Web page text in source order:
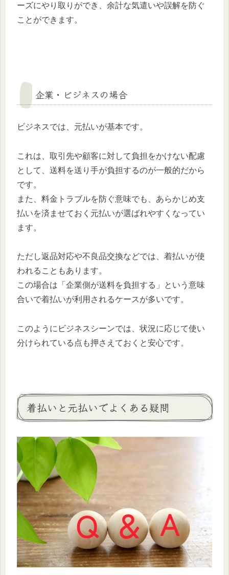
ーズにやり取りができ、余計な気遣いや誤解を防ぐ
ことができます。
企業・ビジネスの場合
ビジネスでは、元払いが基本です。
これは、取引先や顧客に対して負担をかけない配慮
として、送料を送り手が負担するのが一般的だから
です。
また、料金トラブルを防ぐ意味でも、あらかじめ支
払いを済ませておく元払いが選ばれやすくなってい
ます。
ただし返品対応や不良品交換などでは、着払いが使
われることもあります。
この場合は「企業側が送料を負担する」という意味
合いで着払いが利用されるケースが多いです。
このようにビジネスシーンでは、状況に応じて使い
分けられている点も押さえておくと安心です。
着払いと元払いでよくある疑問